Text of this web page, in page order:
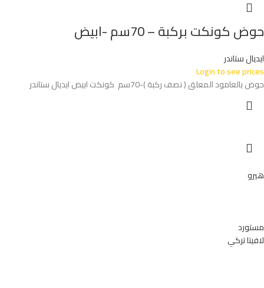
حوض كونكت بركبة – 70سم -ابيض
ايديال ستاندر
Login to see prices
حوض بالعامود المعلق ( نصف ركبة )-70سم كونكت ابيض ايديال ستاندر
هيرو
مستورد
لافيتا تركي